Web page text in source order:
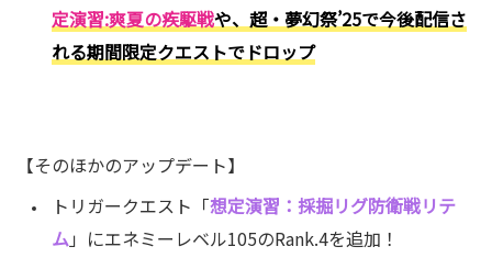
定演習:爽夏の疾駆戦や、超・夢幻祭’25で今後配信さ
れる期間限定クエストでドロップ
【そのほかのアップデート】
トリガークエスト「想定演習：採掘リグ防衛戦リテ
ム 」にエネミーレベル105のRank.4を追加！